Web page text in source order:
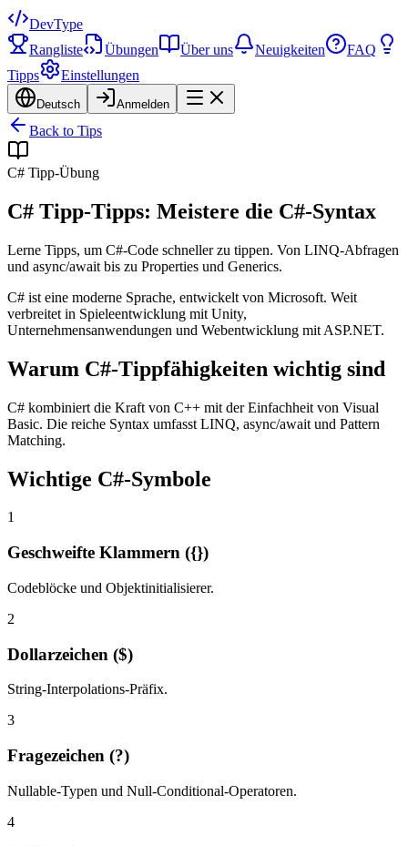
DevType
Rangliste
Übungen Über uns Neuigkeiten
FAQ
Tipps
Einstellungen
Deutsch Anmelden
Back to Tips
C# Tipp-Übung
C# Tipp-Tipps: Meistere die C#-Syntax
Lerne Tipps, um C#-Code schneller zu tippen. Von LINQ-Abfragen
und async/await bis zu Properties und Generics.
C# ist eine moderne Sprache, entwickelt von Microsoft. Weit
verbreitet in Spieleentwicklung mit Unity,
Unternehmensanwendungen und Webentwicklung mit ASP.NET.
Warum C#-Tippfähigkeiten wichtig sind
C# kombiniert die Kraft von C++ mit der Einfachheit von Visual
Basic. Die reiche Syntax umfasst LINQ, async/await und Pattern
Matching.
Wichtige C#-Symbole
1
Geschweifte Klammern ({})
Codeblöcke und Objektinitialisierer.
2
Dollarzeichen ($)
String-Interpolations-Präfix.
3
Fragezeichen (?)
Nullable-Typen und Null-Conditional-Operatoren.
4